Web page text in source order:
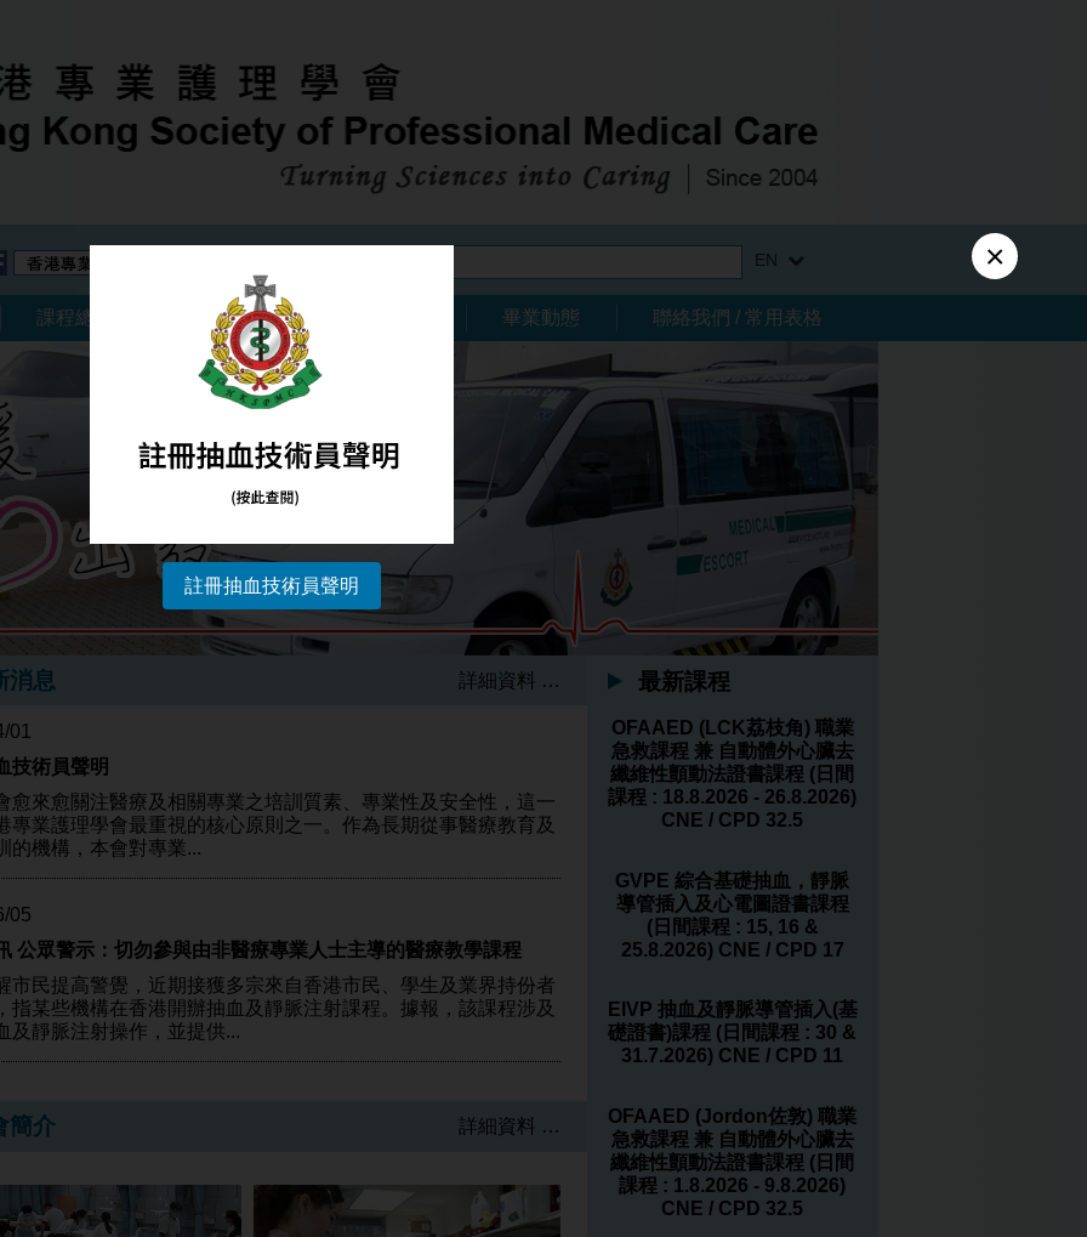
EN
課程總覽 年報 課程 / 現場實況 畢業動態 聯絡我們 / 常用表格
消息 詳細資料 …
01
技術員聲明
愈來愈關注醫療及相關專業之培訓質素、專業性及安全性，這一
專業護理學會最重視的核心原則之一。作為長期從事醫療教育及
的機構，本會對專業...
05
公眾警示：切勿參與由非醫療專業人士主導的醫療教學課程
市民提高警覺，近期接獲多宗來自香港市民、學生及業界持份者
指某些機構在香港開辦抽血及靜脈注射課程。據報，該課程涉及
及靜脈注射操作，並提供...
簡介 詳細資料 …
最新課程
OFAAED (LCK荔枝角) 職業
急救課程 兼 自動體外心臟去
纖維性顫動法證書課程 (日間
課程 : 18.8.2026 - 26.8.2026)
CNE / CPD 32.5
GVPE 綜合基礎抽血，靜脈
導管插入及心電圖證書課程
(日間課程 : 15, 16 &
25.8.2026) CNE / CPD 17
EIVP 抽血及靜脈導管插入(基
礎證書)課程 (日間課程 : 30 &
31.7.2026) CNE / CPD 11
OFAAED (Jordon佐敦) 職業
急救課程 兼 自動體外心臟去
纖維性顫動法證書課程 (日間
課程 : 1.8.2026 - 9.8.2026)
CNE / CPD 32.5
×
註冊抽血技術員聲明